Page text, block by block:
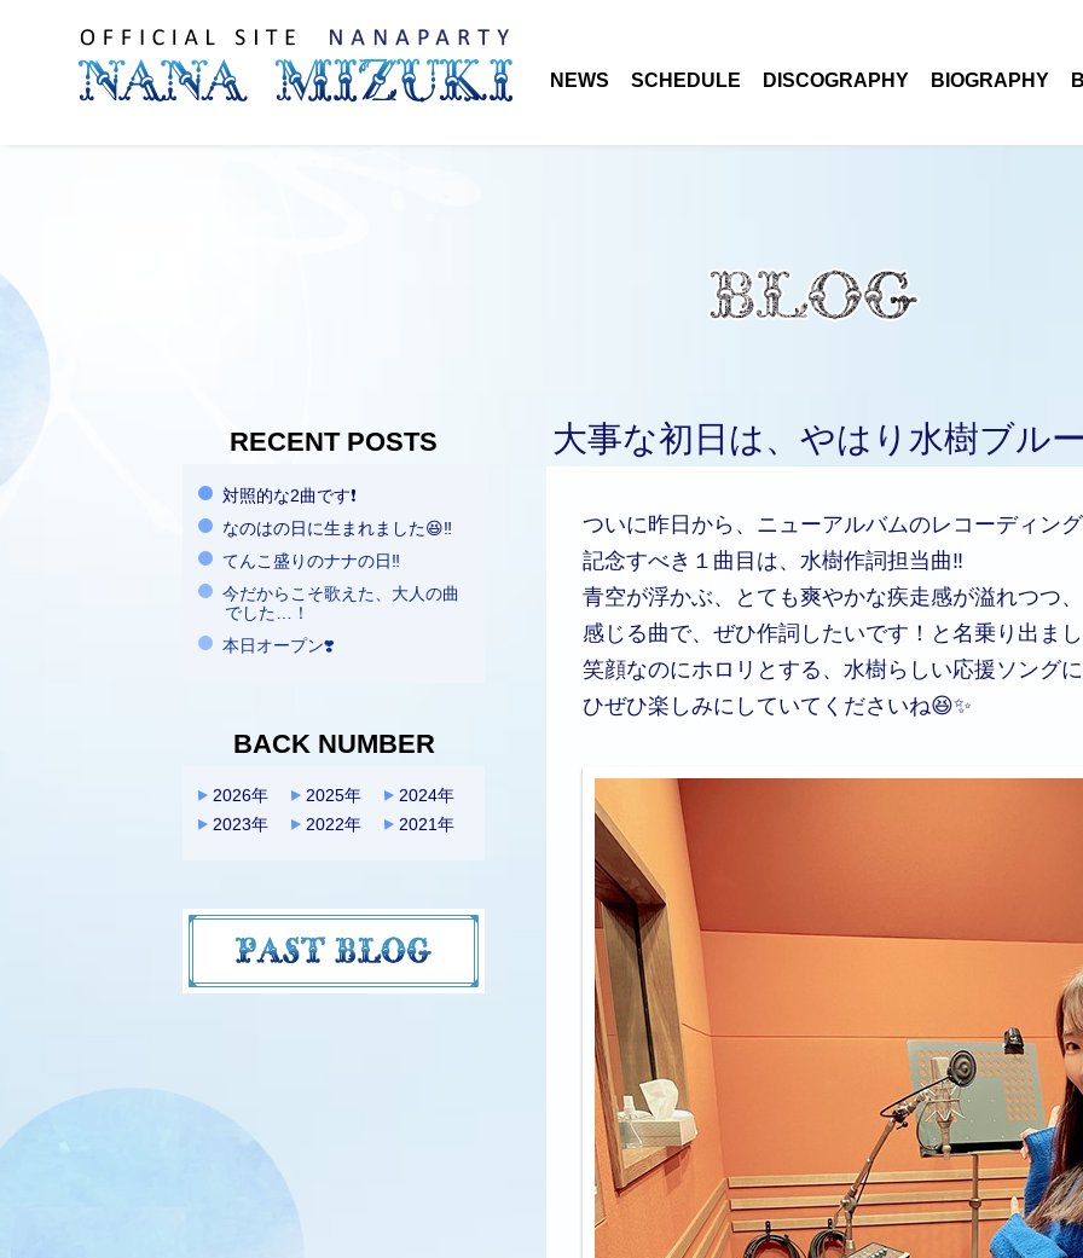
NEWS SCHEDULE DISCOGRAPHY BIOGRAPHY
大事な初日は、やはり水樹ブル
ついに昨日から、ニューアルバムのレコーディン
記念すべき１曲目は、水樹作詞担当曲‼️
青空が浮かぶ、とても爽やかな疾走感が溢れつつ
感じる曲で、ぜひ作詞したいです！と名乗り出ま
笑顔なのにホロリとする、水樹らしい応援ソング
ひぜひ楽しみにしていてくださいね😆✨
RECENT POSTS
対照的な2曲です❗️
なのはの日に生まれました😆‼️
てんこ盛りのナナの日‼️
今だからこそ歌えた、大人の曲
でした…！
本日オープン❣️
BACK NUMBER
2026年 2025年
2024年
2023年
2022年 2021年